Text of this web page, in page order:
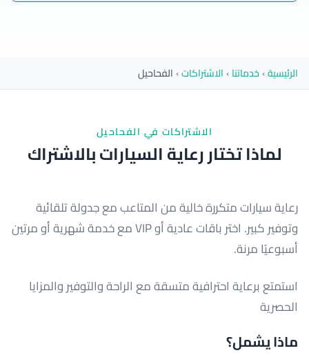
الرئيسية›خدماتنا›الاشتراكات›الفحاحيل
الاشتراكات في الفحاحيل
لماذا تختار رعاية السيارات بالاشتراك
رعاية سيارات متكررة خالية من المتاعب مع جدولة تلقائية
وتوفير كبير. اختر باقات عادية أو VIP مع خدمة شهرية أو مرتين
أسبوعيًا مرنة.
استمتع برعاية احترافية متسقة مع الراحة والتوفير والمزايا
الحصرية
ماذا يشمل؟